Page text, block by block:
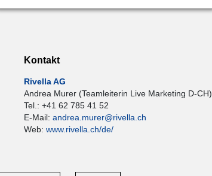
Kontakt
Rivella AG
Andrea Murer (Teamleiterin Live Marketing D-CH)
Tel.: +41 62 785 41 52
E-Mail:andrea.murer@rivella.ch
Web:www.rivella.ch/de/